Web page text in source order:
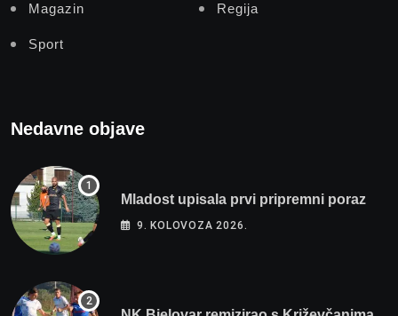
Magazin Regija
Sport
Nedavne objave
Mladost upisala prvi pripremni poraz
9. KOLOVOZA 2026.